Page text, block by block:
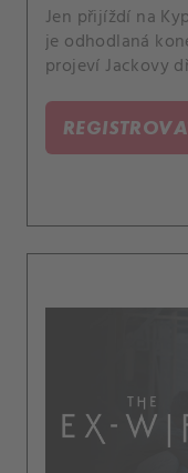
Jen přijíždí na
je odhodlaná
projeví Jackovy